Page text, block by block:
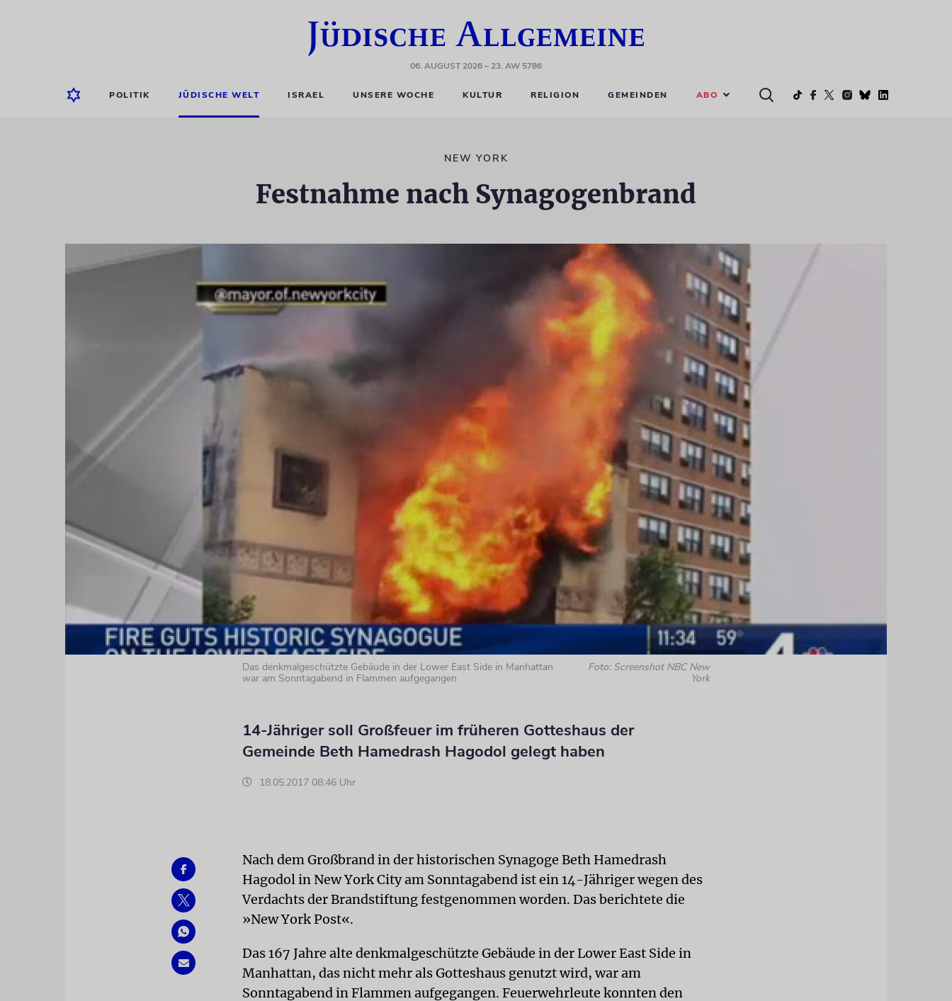
06. AUGUST 2026– 23. AW 5786
POLITIK JÜDISCHE WELT ISRAEL UNSERE WOCHE KULTUR RELIGION GEMEINDEN ABO
NEW YORK
Festnahme nach Synagogenbrand
Das denkmalgeschützte Gebäude in der Lower East Side in Manhattan
war am Sonntagabend in Flammen aufgegangen
Foto: Screenshot NBC New
York
14-Jähriger soll Großfeuer im früheren Gotteshaus der
Gemeinde Beth Hamedrash Hagodol gelegt haben
18.05.2017 08:46 Uhr
Nach dem Großbrand in der historischen Synagoge Beth Hamedrash
Hagodol in New York City am Sonntagabend ist ein 14-Jähriger wegen des
Verdachts der Brandstiftung festgenommen worden. Das berichtete die
»New York Post«.
Das 167 Jahre alte denkmalgeschützte Gebäude in der Lower East Side in
Manhattan, das nicht mehr als Gotteshaus genutzt wird, war am
Sonntagabend in Flammen aufgegangen. Feuerwehrleute konnten den